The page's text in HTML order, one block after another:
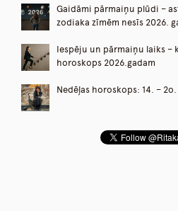
Gaidāmi pārmaiņu plūdi –
zodiaka zīmēm nesīs 2026.
Iespēju un pārmaiņu laiks –
horoskops 2026.gadam
Nedēļas horoskops: 14. –